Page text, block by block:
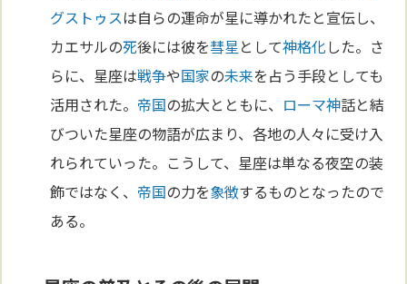
グストゥスは自らの運命が星に導かれたと宣伝し、
カエサルの死後には彼を彗星として神格化した。さ
らに、星座は戦争や国家の未来を占う手段としても
活用された。 帝国の拡大とともに、 ローマ神話と結
びついた星座の物語が広まり、各地の人々に受け入
れられていった。こうして、星座は単なる夜空の装
飾ではなく、 帝国の力を象徴するものとなったので
ある。